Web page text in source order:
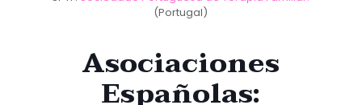
(Portugal)
Asociaciones
Españolas: